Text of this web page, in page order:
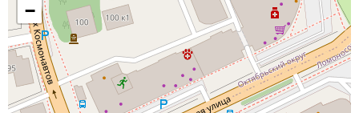
−